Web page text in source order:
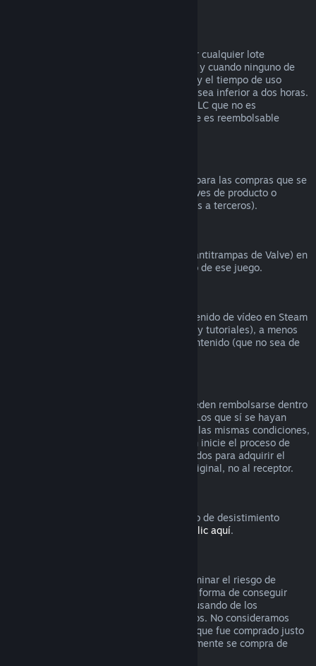
Puedes recibir un reembolso completo por cualquier lote
comprado en la tienda de Steam, siempre y cuando ninguno de
los artículos del lote se haya transferido, y el tiempo de uso
combinado de todos los artículos del lote sea inferior a dos horas.
Si un lote incluye un artículo de juego o DLC que no es
reembolsable, Steam te dirá si todo el lote es reembolsable
Valve no puede proporcionar reembolsos para las compras que se
realicen fuera de Steam (por ejemplo, claves de producto o
tarjetas de la Cartera de Steam compradas a terceros).
Si te han bloqueado por VAC (el sistema antitrampas de Valve) en
un juego, pierdes el derecho al reembolso de ese juego.
No podemos ofrecer reembolsos por contenido de vídeo en Steam
(p. ej., películas, cortos, series, episodios y tutoriales), a menos
que el vídeo venga en un lote con otro contenido (que no sea de
Los regalos que no se hayan activado pueden rembolsarse dentro
del período estándar de 14 días/2 horas. Los que sí se hayan
activado también pueden rembolsarse en las mismas condiciones,
pero debe ser el receptor del regalo quien inicie el proceso de
rembolso. En este caso, los fondos utilizados para adquirir el
regalo le serán devueltos al comprador original, no al receptor.
Si quieres saber cómo funciona el derecho de desistimiento
haz clic aquí.
Los reembolsos están diseñados para eliminar el riesgo de
compra de títulos en Steam, no como una forma de conseguir
juegos gratis. Si nos parece que estás abusando de los
reembolsos, podemos dejar de ofrecértelos. No consideramos
abuso solicitar un reembolso de un título que fue comprado justo
antes de unas rebajas si luego inmediatamente se compra de